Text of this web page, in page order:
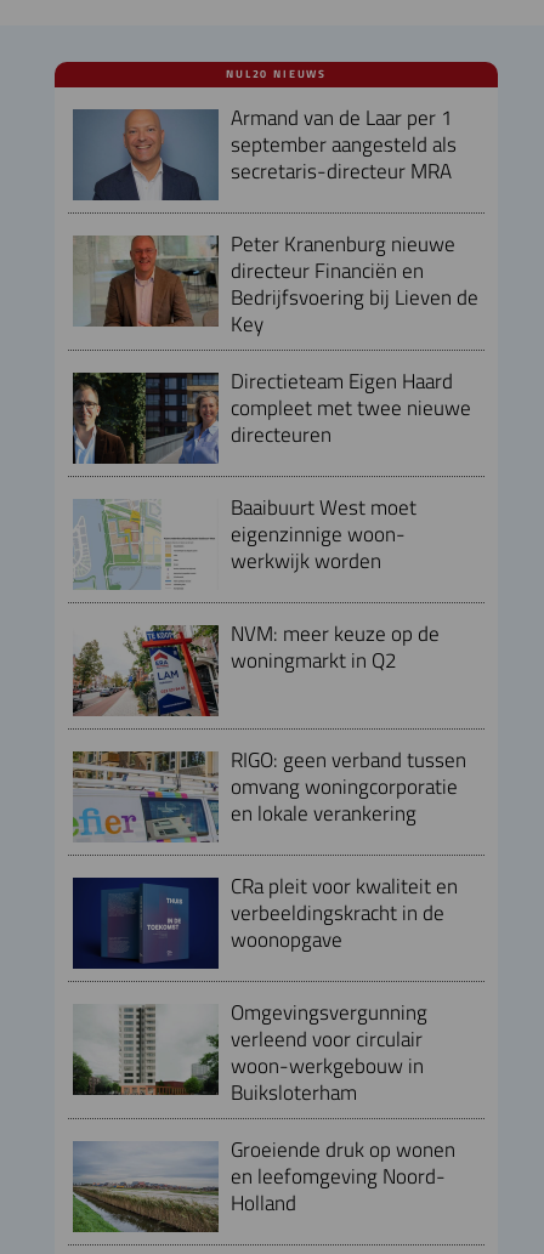
NUL20 NIEUWS
Armand van de Laar per 1
september aangesteld als
secretaris-directeur MRA
Peter Kranenburg nieuwe
directeur Financiën en
Bedrijfsvoering bij Lieven de
Key
Directieteam Eigen Haard
compleet met twee nieuwe
directeuren
Baaibuurt West moet
eigenzinnige woon-
werkwijk worden
NVM: meer keuze op de
woningmarkt in Q2
RIGO: geen verband tussen
omvang woningcorporatie
en lokale verankering
CRa pleit voor kwaliteit en
verbeeldingskracht in de
woonopgave
Omgevingsvergunning
verleend voor circulair
woon-werkgebouw in
Buiksloterham
Groeiende druk op wonen
en leefomgeving Noord-
Holland